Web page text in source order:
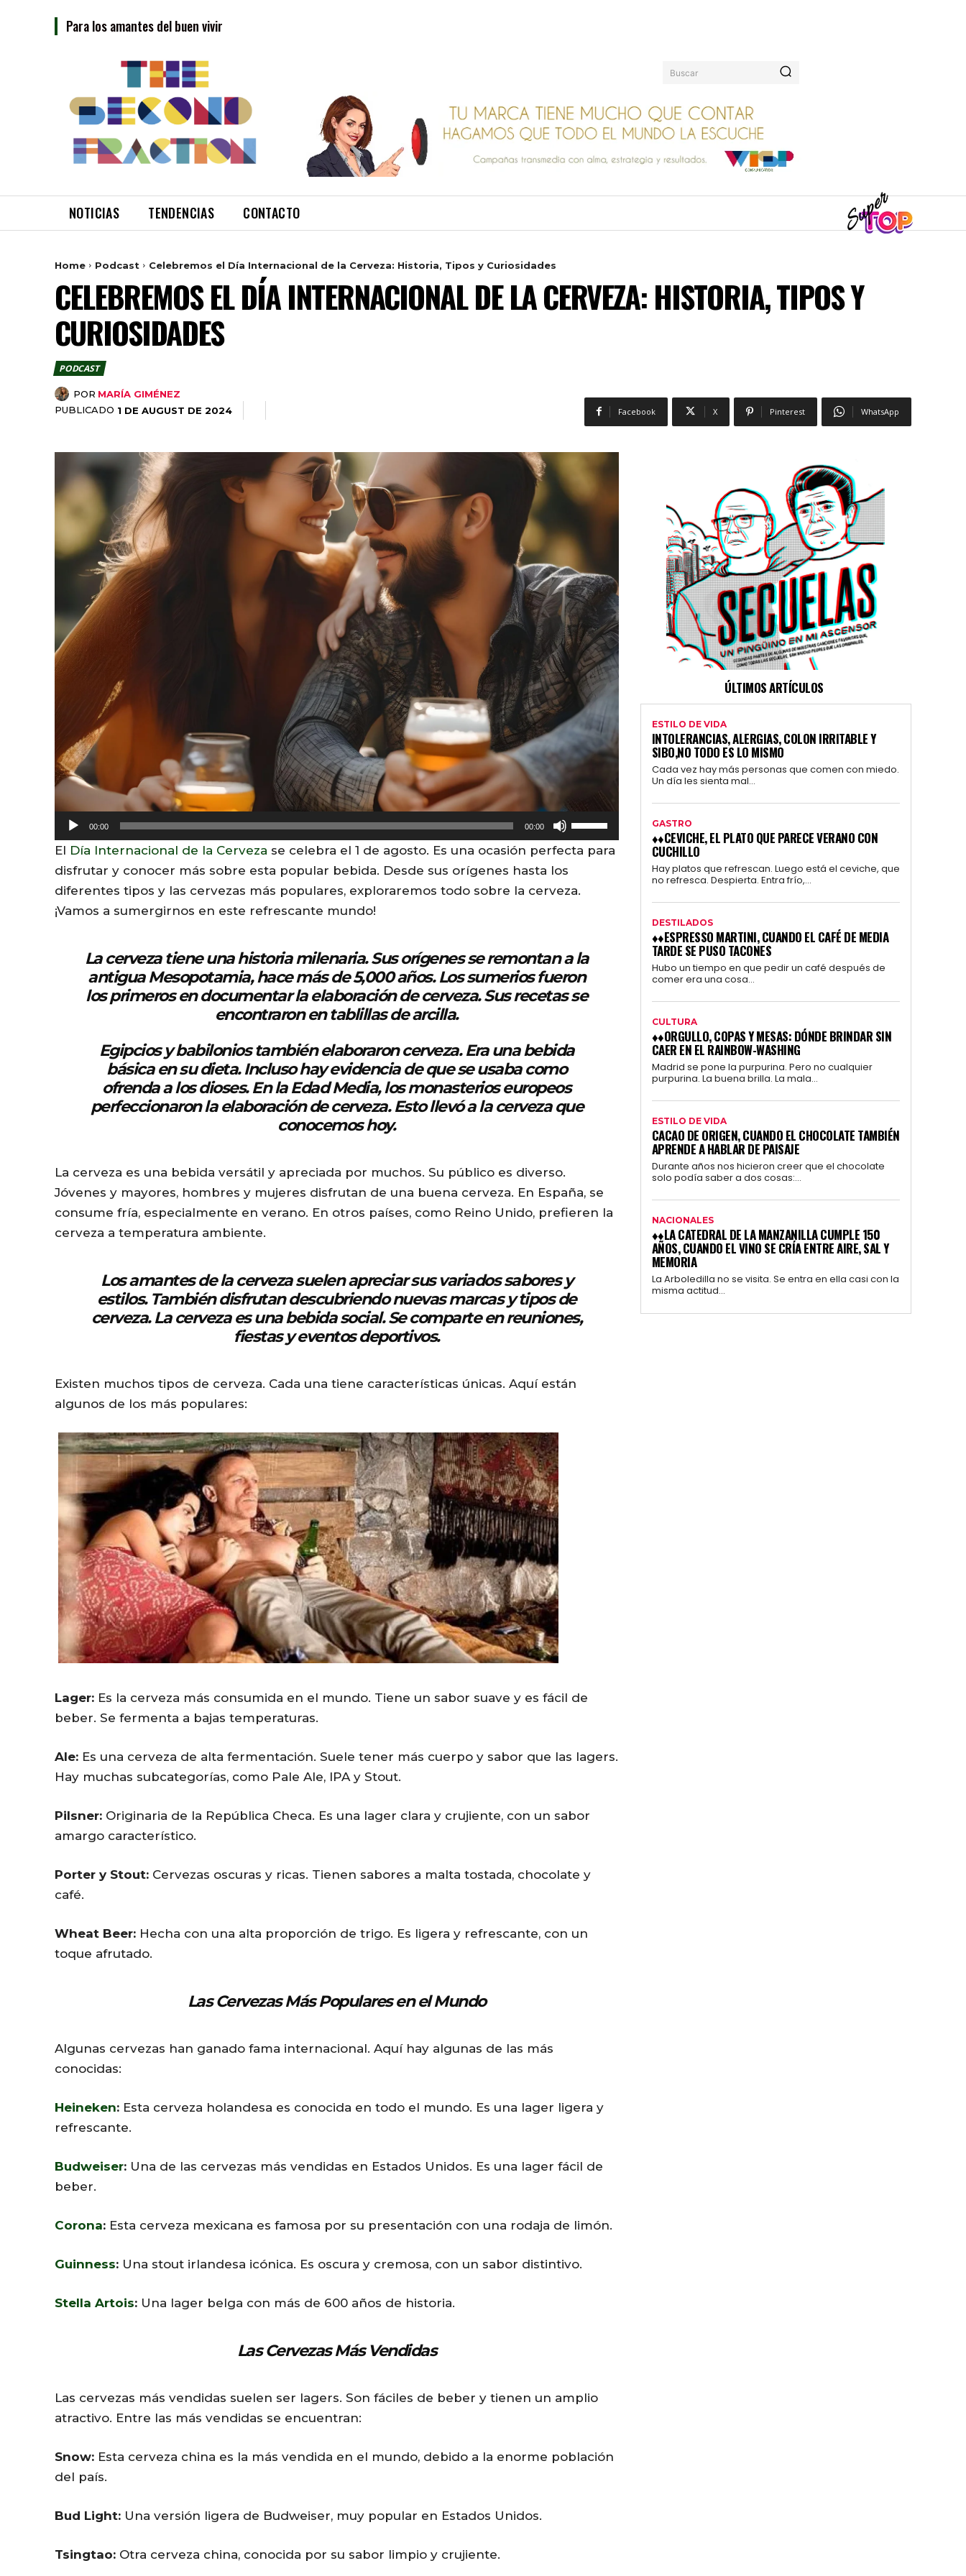
Para los amantes del buen vivir
Buscar
NOTICIAS TENDENCIAS CONTACTO
Home Podcast Celebremos el Día Internacional de la Cerveza: Historia, Tipos y Curiosidades
CELEBREMOS EL DÍA INTERNACIONAL DE LA CERVEZA: HISTORIA, TIPOS Y
CURIOSIDADES
PODCAST
POR MARÍA GIMÉNEZ
PUBLICADO 1 DE AUGUST DE 2024 Facebook X Pinterest WhatsApp
u
P
00:00 00:00
U
s
o
w
n
o
w
c
r
e
e
e
El Día Internacional de la Cerveza se celebra el 1 de agosto. Es una ocasión perfecta para
disfrutar y conocer más sobre esta popular bebida. Desde sus orígenes hasta los
diferentes tipos y las cervezas más populares, exploraremos todo sobre la cerveza.
¡Vamos a sumergirnos en este refrescante mundo!
La cerveza tiene una historia milenaria. Sus orígenes se remontan a la
antigua Mesopotamia, hace más de 5,000 años. Los sumerios fueron
los primeros en documentar la elaboración de cerveza. Sus recetas se
encontraron en tablillas de arcilla.
Egipcios y babilonios también elaboraron cerveza. Era una bebida
básica en su dieta. Incluso hay evidencia de que se usaba como
ofrenda a los dioses. En la Edad Media, los monasterios europeos
perfeccionaron la elaboración de cerveza. Esto llevó a la cerveza que
conocemos hoy.
La cerveza es una bebida versátil y apreciada por muchos. Su público es diverso.
Jóvenes y mayores, hombres y mujeres disfrutan de una buena cerveza. En España, se
consume fría, especialmente en verano. En otros países, como Reino Unido, prefieren la
cerveza a temperatura ambiente.
Los amantes de la cerveza suelen apreciar sus variados sabores y
estilos. También disfrutan descubriendo nuevas marcas y tipos de
cerveza. La cerveza es una bebida social. Se comparte en reuniones,
fiestas y eventos deportivos.
Existen muchos tipos de cerveza. Cada una tiene características únicas. Aquí están
algunos de los más populares:
Lager: Es la cerveza más consumida en el mundo. Tiene un sabor suave y es fácil de
beber. Se fermenta a bajas temperaturas.
Ale: Es una cerveza de alta fermentación. Suele tener más cuerpo y sabor que las lagers.
Hay muchas subcategorías, como Pale Ale, IPA y Stout.
Pilsner: Originaria de la República Checa. Es una lager clara y crujiente, con un sabor
amargo característico.
Porter y Stout: Cervezas oscuras y ricas. Tienen sabores a malta tostada, chocolate y
café.
Wheat Beer: Hecha con una alta proporción de trigo. Es ligera y refrescante, con un
toque afrutado.
Las Cervezas Más Populares en el Mundo
Algunas cervezas han ganado fama internacional. Aquí hay algunas de las más
conocidas:
Heineken: Esta cerveza holandesa es conocida en todo el mundo. Es una lager ligera y
refrescante.
Budweiser: Una de las cervezas más vendidas en Estados Unidos. Es una lager fácil de
beber.
Corona: Esta cerveza mexicana es famosa por su presentación con una rodaja de limón.
Guinness: Una stout irlandesa icónica. Es oscura y cremosa, con un sabor distintivo.
Stella Artois: Una lager belga con más de 600 años de historia.
Las Cervezas Más Vendidas
Las cervezas más vendidas suelen ser lagers. Son fáciles de beber y tienen un amplio
atractivo. Entre las más vendidas se encuentran:
Snow: Esta cerveza china es la más vendida en el mundo, debido a la enorme población
del país.
Bud Light: Una versión ligera de Budweiser, muy popular en Estados Unidos.
Tsingtao: Otra cerveza china, conocida por su sabor limpio y crujiente.
ÚLTIMOS ARTÍCULOS
ESTILO DE VIDA
INTOLERANCIAS, ALERGIAS, COLON IRRITABLE Y
SIBO,NO TODO ES LO MISMO
Cada vez hay más personas que comen con miedo.
Un día les sienta mal...
GASTRO
♦♦CEVICHE, EL PLATO QUE PARECE VERANO CON
CUCHILLO
Hay platos que refrescan. Luego está el ceviche, que
no refresca. Despierta. Entra frío,...
DESTILADOS
♦♦ESPRESSO MARTINI, CUANDO EL CAFÉ DE MEDIA
TARDE SE PUSO TACONES
Hubo un tiempo en que pedir un café después de
comer era una cosa...
CULTURA
♦♦ORGULLO, COPAS Y MESAS: DÓNDE BRINDAR SIN
CAER EN EL RAINBOW-WASHING
Madrid se pone la purpurina. Pero no cualquier
purpurina. La buena brilla. La mala...
ESTILO DE VIDA
CACAO DE ORIGEN, CUANDO EL CHOCOLATE TAMBIÉN
APRENDE A HABLAR DE PAISAJE
Durante años nos hicieron creer que el chocolate
solo podía saber a dos cosas:...
NACIONALES
♦♦LA CATEDRAL DE LA MANZANILLA CUMPLE 150
AÑOS, CUANDO EL VINO SE CRÍA ENTRE AIRE, SAL Y
MEMORIA
La Arboledilla no se visita. Se entra en ella casi con la
misma actitud...